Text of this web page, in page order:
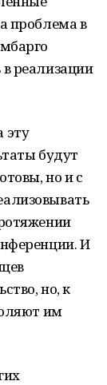
проблема в
реализации
эту
будут
но и с
И
но, к
им